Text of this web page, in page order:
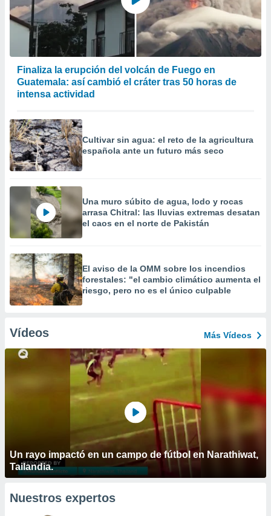
Finaliza la erupción del volcán de Fuego en
Guatemala: así cambió el cráter tras 50 horas de
intensa actividad
Cultivar sin agua: el reto de la agricultura
española ante un futuro más seco
Una muro súbito de agua, lodo y rocas
arrasa Chitral: las lluvias extremas desatan
el caos en el norte de Pakistán
El aviso de la OMM sobre los incendios
forestales: "el cambio climático aumenta el
riesgo, pero no es el único culpable
Vídeos Más Vídeos
Un rayo impactó en un campo de fútbol en Narathiwat,
Tailandia.
Nuestros expertos